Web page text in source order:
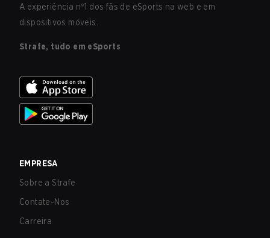
A experiência nº1 dos fãs de eSports na web e em
dispositivos móveis.
Strafe, tudo em eSports
EMPRESA
Sobre a Strafe
Contate-Nos
Carreira